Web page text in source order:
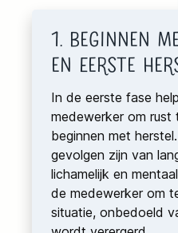
1. Beginnen
en Eerste
In de eerste fase
medewerker om rust
beginnen met
gevolgen zijn van
lichamelijk en
de medewerker om
situatie, onbedoeld